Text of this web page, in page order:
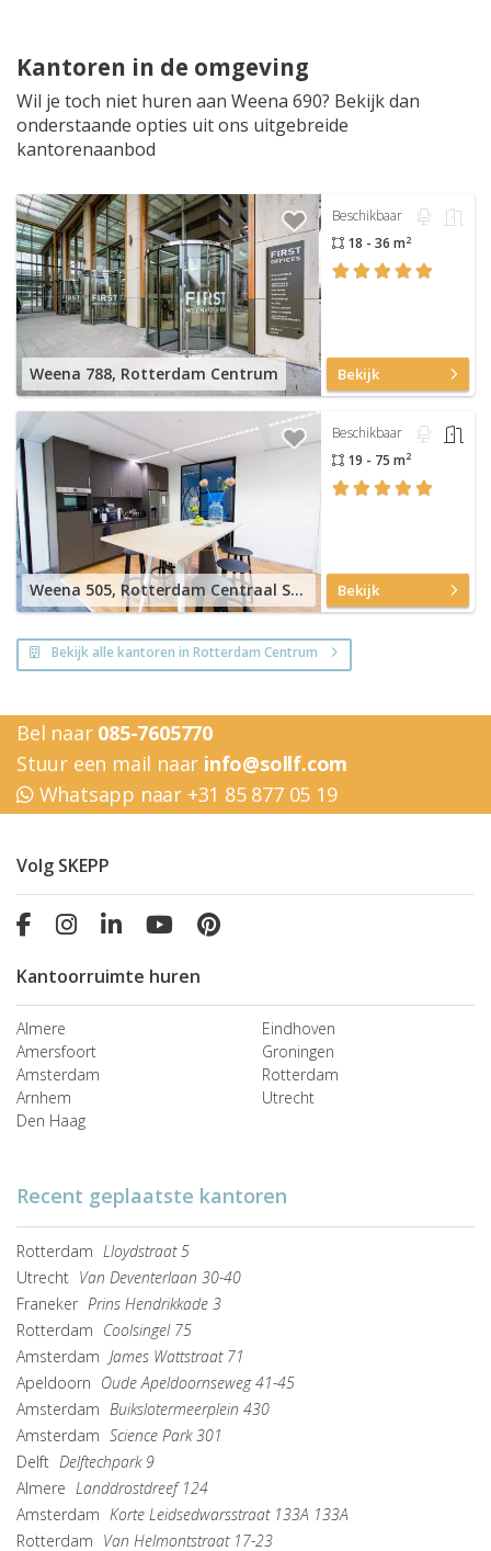
Kantoren in de omgeving
Wil je toch niet huren aan Weena 690? Bekijk dan
onderstaande opties uit ons uitgebreide
kantorenaanbod
Weena 788, Rotterdam Centrum
Beschikbaar
18 - 36 m2
Bekijk
Weena 505, Rotterdam Centraal Station
Beschikbaar
19 - 75 m2
Bekijk
Bekijk alle kantoren in Rotterdam Centrum
Bel naar 085-7605770
Stuur een mail naar info@sollf.com
Whatsapp naar +31 85 877 05 19
Volg SKEPP
Kantoorruimte huren
Almere
Amersfoort
Amsterdam
Arnhem
Den Haag
Eindhoven
Groningen
Rotterdam
Utrecht
Recent geplaatste kantoren
Rotterdam Lloydstraat 5
Utrecht Van Deventerlaan 30-40
Franeker Prins Hendrikkade 3
Rotterdam Coolsingel 75
Amsterdam James Wattstraat 71
Apeldoorn Oude Apeldoornseweg 41-45
Amsterdam Buikslotermeerplein 430
Amsterdam Science Park 301
Delft Delftechpark 9
Almere Landdrostdreef 124
Amsterdam Korte Leidsedwarsstraat 133A 133A
Rotterdam Van Helmontstraat 17-23